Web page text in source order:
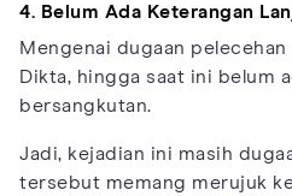
4. Belum Ada Keterangan
Mengenai dugaan
Dikta, hingga saat ini belum
bersangkutan.
Jadi, kejadian ini masih
tersebut memang merujuk